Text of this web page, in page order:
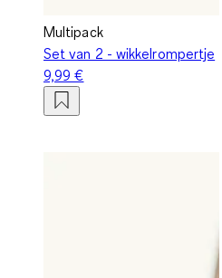
Multipack
Set van 2 - wikkelrompertje
9,99 €